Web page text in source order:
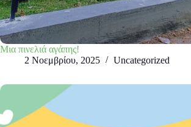
Μια πινελιά αγάπης!
2 Νοεμβρίου, 2025
Uncategorized